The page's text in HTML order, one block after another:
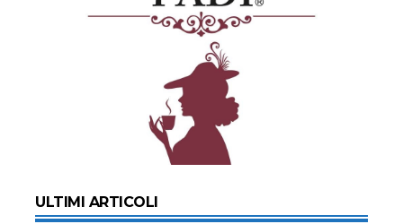
ULTIMI ARTICOLI